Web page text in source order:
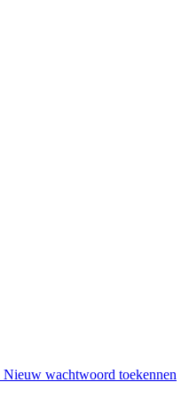
Nieuw wachtwoord toekennen